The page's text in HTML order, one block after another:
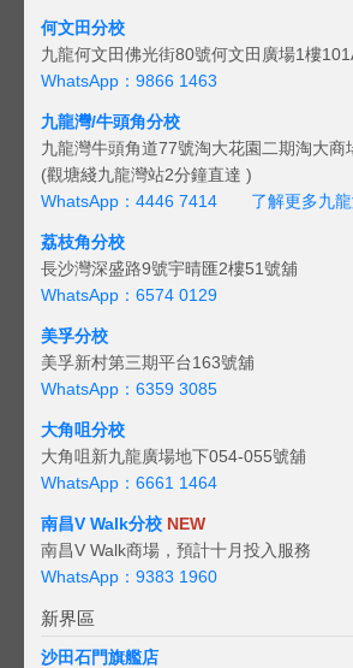
何文田分校
九龍何文田佛光街80號何文田廣場1樓
WhatsApp：9866 1463
九龍灣/牛頭角分校
九龍灣牛頭角道77號淘大花園二期淘大
(觀塘綫九龍灣站2分鐘直達 )
WhatsApp：4446 7414
了解更多九
荔枝角分校
長沙灣深盛路9號宇晴匯2樓51號舖
WhatsApp：6574 0129
美孚分校
美孚新村第三期平台163號舖
WhatsApp：6359 3085
大角咀分校
大角咀新九龍廣場地下054-055號舖
WhatsApp：6661 1464
南昌V Walk分校 NEW
南昌V Walk商場，預計十月投入服務
WhatsApp：9383 1960
新界區
沙田石門旗艦店